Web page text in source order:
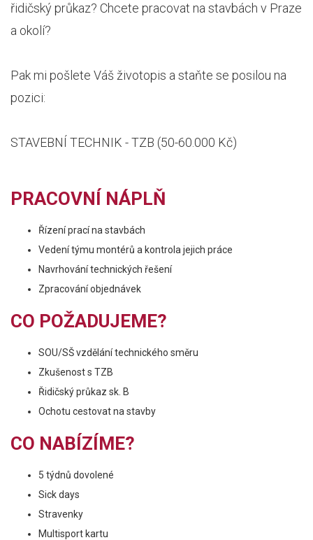
řidičský průkaz? Chcete pracovat na stavbách v Praze
a okolí?
Pak mi pošlete Váš životopis a staňte se posilou na
pozici:
STAVEBNÍ TECHNIK - TZB (50-60.000 Kč)
PRACOVNÍ NÁPLŇ
Řízení prací na stavbách
Vedení týmu montérů a kontrola jejich práce
Navrhování technických řešení
Zpracování objednávek
CO POŽADUJEME?
SOU/SŠ vzdělání technického směru
Zkušenost s TZB
Řidičský průkaz sk. B
Ochotu cestovat na stavby
CO NABÍZÍME?
5 týdnů dovolené
Sick days
Stravenky
Multisport kartu